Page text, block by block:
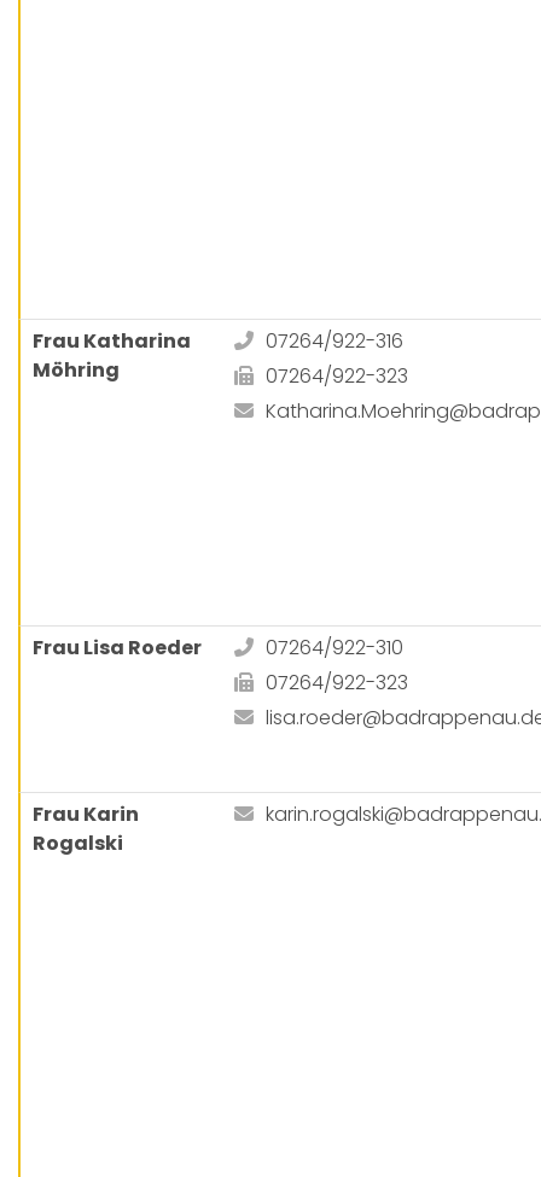
Frau Katharina
Möhring
07264/922-316
07264/922-323
Frau Lisa Roeder
07264/922-310
07264/922-323
Frau Karin
Rogalski